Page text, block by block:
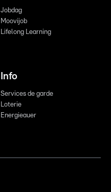
Jobdag
Moovijob
Lifelong Learning
Info
Services de garde
Loterie
Energieauer